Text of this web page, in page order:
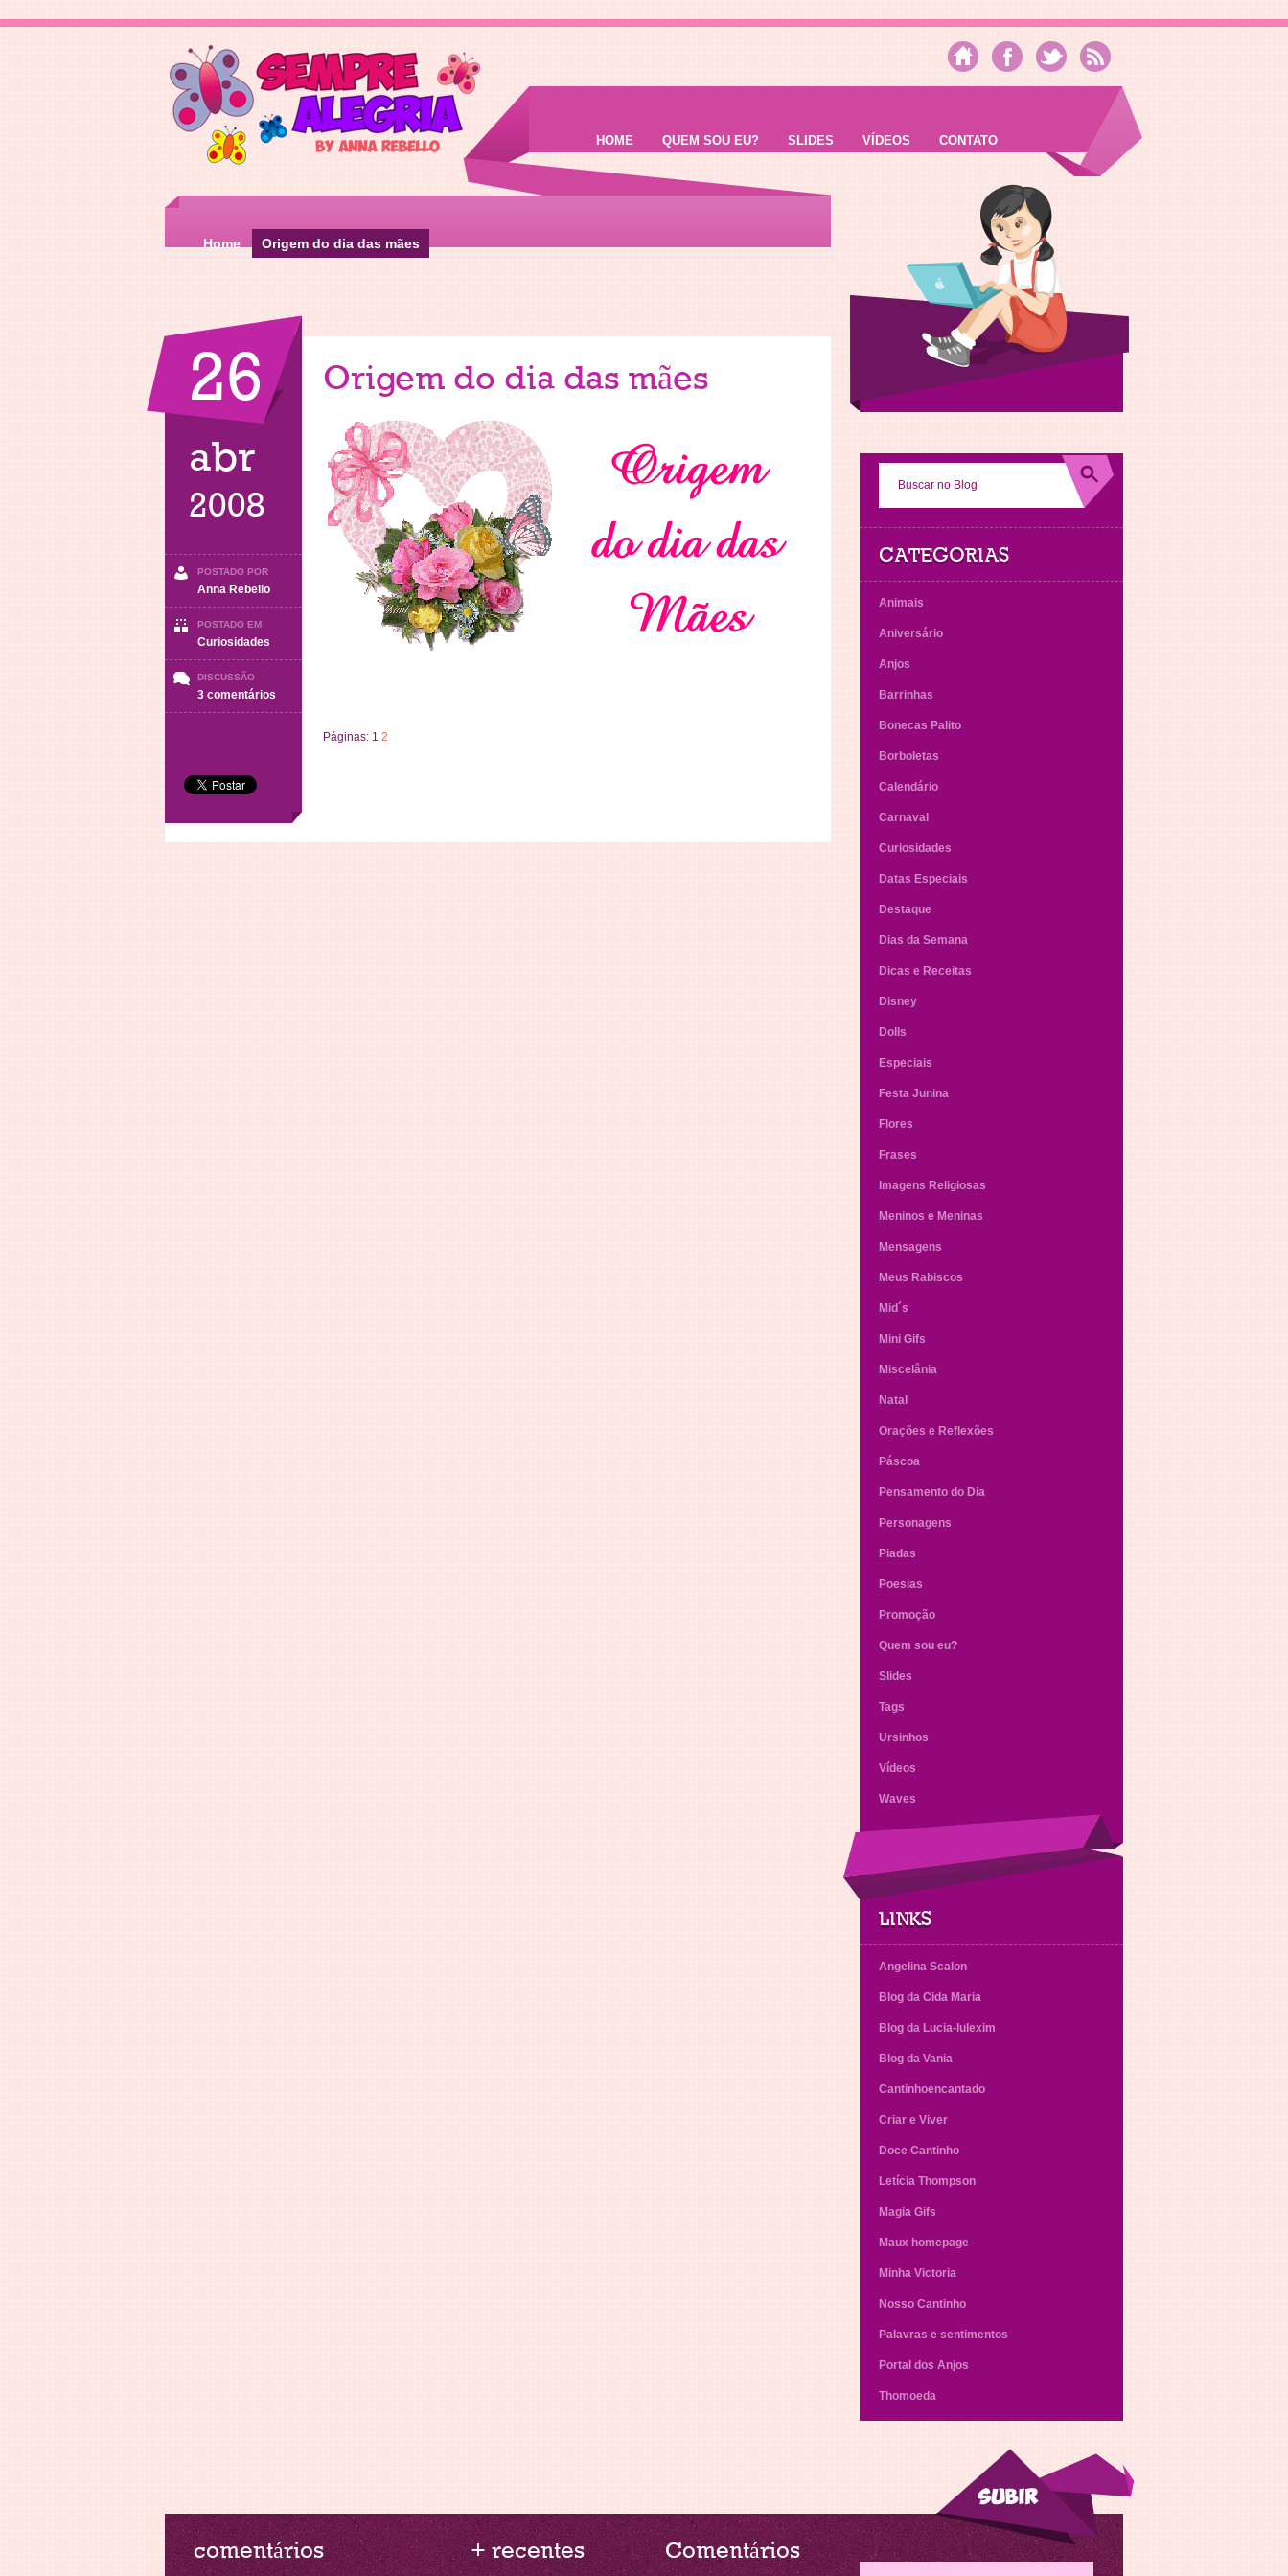
HOME QUEM SOU EU? SLIDES VÍDEOS CONTATO
Home Origem do dia das mães
26
abr
2008
POSTADO POR
Anna Rebello
POSTADO EM
Curiosidades
DISCUSSÃO
3 comentários
Origem
Origem do dia das mães
Páginas: 1 2
CATEGORIAS
Animais
Aniversário
Anjos
Barrinhas
Bonecas Palito
Borboletas
Calendário
Carnaval
Curiosidades
Datas Especiais
Destaque
Dias da Semana
Dicas e Receitas
Disney
Dolls
Especiais
Festa Junina
Flores
Frases
Imagens Religiosas
Meninos e Meninas
Mensagens
Meus Rabiscos
Mid´s
Mini Gifs
Miscelânia
Natal
Orações e Reflexões
Páscoa
Pensamento do Dia
Personagens
Piadas
Poesias
Promoção
Quem sou eu?
Slides
Tags
Ursinhos
Vídeos
Waves
LINKS
Angelina Scalon
Blog da Cida Maria
Blog da Lucia-lulexim
Blog da Vania
Cantinhoencantado
Criar e Viver
Doce Cantinho
Letícia Thompson
Magia Gifs
Maux homepage
Minha Victoria
Nosso Cantinho
Palavras e sentimentos
Portal dos Anjos
Thomoeda
comentários + recentes Comentários